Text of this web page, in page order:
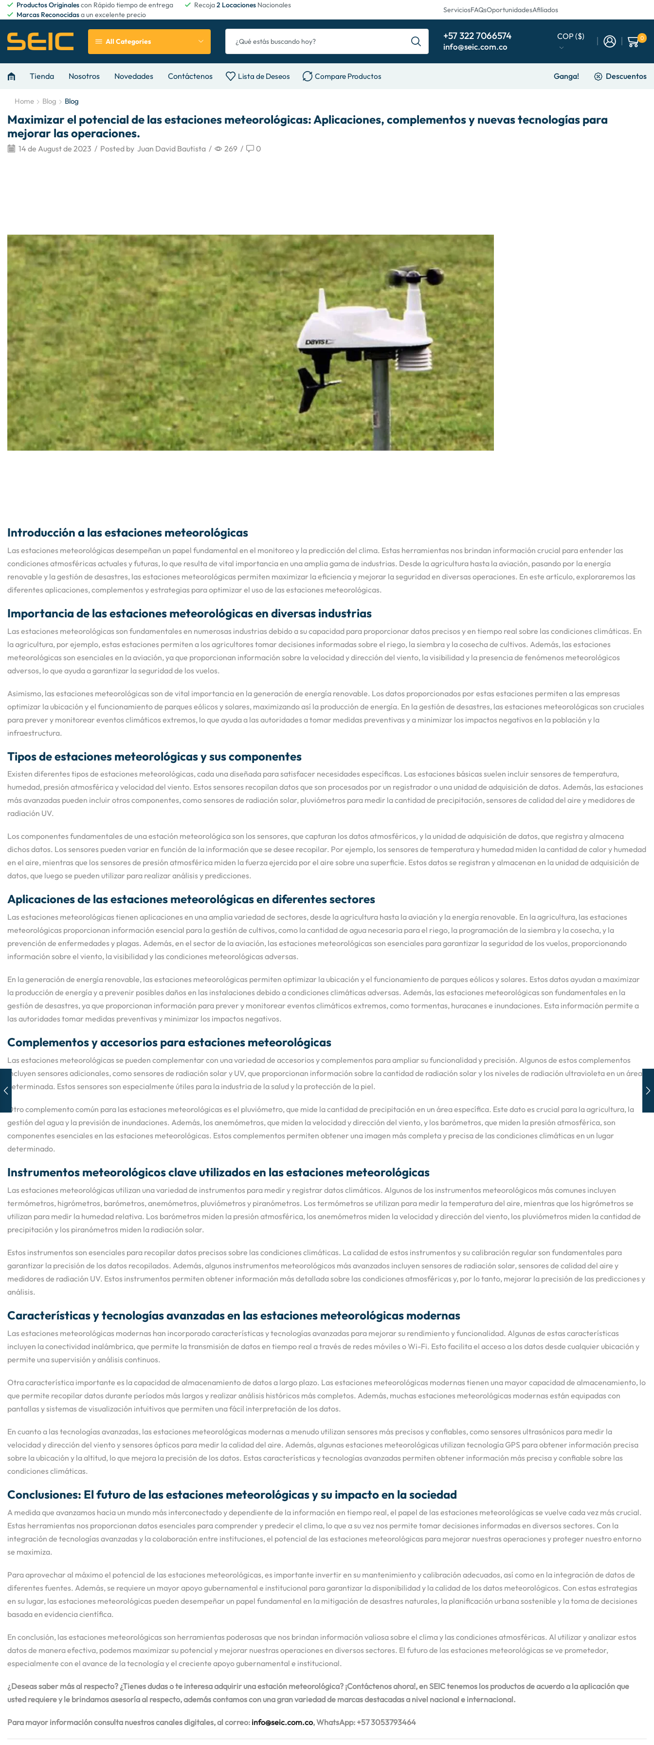
Productos Originalescon Rápido tiempo de entrega Recoja2 Locaciones Nacionales
Marcas Reconocidasa un excelente precio
ServiciosFAQsOportunidadesAfiliados
All Categories +57 322 7066574
info@seic.com.co
COP ($) 0
Tienda Nosotros Novedades Contáctenos Lista de Deseos Compare Productos Ganga! Descuentos
Home Blog Blog
Maximizar el potencial de las estaciones meteorológicas: Aplicaciones, complementos y nuevas tecnologías para
mejorar las operaciones.
14 de August de 2023 / Posted by Juan David Bautista / 269 / 0
Introducción a las estaciones meteorológicas
Las estaciones meteorológicas desempeñan un papel fundamental en el monitoreo y la predicción del clima. Estas herramientas nos brindan información crucial para entender las
condiciones atmosféricas actuales y futuras, lo que resulta de vital importancia en una amplia gama de industrias. Desde la agricultura hasta la aviación, pasando por la energía
renovable y la gestión de desastres, las estaciones meteorológicas permiten maximizar la eficiencia y mejorar la seguridad en diversas operaciones. En este artículo, exploraremos las
diferentes aplicaciones, complementos y estrategias para optimizar el uso de las estaciones meteorológicas.
Importancia de las estaciones meteorológicas en diversas industrias
Las estaciones meteorológicas son fundamentales en numerosas industrias debido a su capacidad para proporcionar datos precisos y en tiempo real sobre las condiciones climáticas. En
la agricultura, por ejemplo, estas estaciones permiten a los agricultores tomar decisiones informadas sobre el riego, la siembra y la cosecha de cultivos. Además, las estaciones
meteorológicas son esenciales en la aviación, ya que proporcionan información sobre la velocidad y dirección del viento, la visibilidad y la presencia de fenómenos meteorológicos
adversos, lo que ayuda a garantizar la seguridad de los vuelos.
Asimismo, las estaciones meteorológicas son de vital importancia en la generación de energía renovable. Los datos proporcionados por estas estaciones permiten a las empresas
optimizar la ubicación y el funcionamiento de parques eólicos y solares, maximizando así la producción de energía. En la gestión de desastres, las estaciones meteorológicas son cruciales
para prever y monitorear eventos climáticos extremos, lo que ayuda a las autoridades a tomar medidas preventivas y a minimizar los impactos negativos en la población y la
infraestructura.
Tipos de estaciones meteorológicas y sus componentes
Existen diferentes tipos de estaciones meteorológicas, cada una diseñada para satisfacer necesidades específicas. Las estaciones básicas suelen incluir sensores de temperatura,
humedad, presión atmosférica y velocidad del viento. Estos sensores recopilan datos que son procesados por un registrador o una unidad de adquisición de datos. Además, las estaciones
más avanzadas pueden incluir otros componentes, como sensores de radiación solar, pluviómetros para medir la cantidad de precipitación, sensores de calidad del aire y medidores de
radiación UV.
Los componentes fundamentales de una estación meteorológica son los sensores, que capturan los datos atmosféricos, y la unidad de adquisición de datos, que registra y almacena
dichos datos. Los sensores pueden variar en función de la información que se desee recopilar. Por ejemplo, los sensores de temperatura y humedad miden la cantidad de calor y humedad
en el aire, mientras que los sensores de presión atmosférica miden la fuerza ejercida por el aire sobre una superficie. Estos datos se registran y almacenan en la unidad de adquisición de
datos, que luego se pueden utilizar para realizar análisis y predicciones.
Aplicaciones de las estaciones meteorológicas en diferentes sectores
Las estaciones meteorológicas tienen aplicaciones en una amplia variedad de sectores, desde la agricultura hasta la aviación y la energía renovable. En la agricultura, las estaciones
meteorológicas proporcionan información esencial para la gestión de cultivos, como la cantidad de agua necesaria para el riego, la programación de la siembra y la cosecha, y la
prevención de enfermedades y plagas. Además, en el sector de la aviación, las estaciones meteorológicas son esenciales para garantizar la seguridad de los vuelos, proporcionando
información sobre el viento, la visibilidad y las condiciones meteorológicas adversas.
En la generación de energía renovable, las estaciones meteorológicas permiten optimizar la ubicación y el funcionamiento de parques eólicos y solares. Estos datos ayudan a maximizar
la producción de energía y a prevenir posibles daños en las instalaciones debido a condiciones climáticas adversas. Además, las estaciones meteorológicas son fundamentales en la
gestión de desastres, ya que proporcionan información para prever y monitorear eventos climáticos extremos, como tormentas, huracanes e inundaciones. Esta información permite a
las autoridades tomar medidas preventivas y minimizar los impactos negativos.
Complementos y accesorios para estaciones meteorológicas
Las estaciones meteorológicas se pueden complementar con una variedad de accesorios y complementos para ampliar su funcionalidad y precisión. Algunos de estos complementos
incluyen sensores adicionales, como sensores de radiación solar y UV, que proporcionan información sobre la cantidad de radiación solar y los niveles de radiación ultravioleta en un área
determinada. Estos sensores son especialmente útiles para la industria de la salud y la protección de la piel.
Otro complemento común para las estaciones meteorológicas es el pluviómetro, que mide la cantidad de precipitación en un área específica. Este dato es crucial para la agricultura, la
gestión del agua y la previsión de inundaciones. Además, los anemómetros, que miden la velocidad y dirección del viento, y los barómetros, que miden la presión atmosférica, son
componentes esenciales en las estaciones meteorológicas. Estos complementos permiten obtener una imagen más completa y precisa de las condiciones climáticas en un lugar
determinado.
Instrumentos meteorológicos clave utilizados en las estaciones meteorológicas
Las estaciones meteorológicas utilizan una variedad de instrumentos para medir y registrar datos climáticos. Algunos de los instrumentos meteorológicos más comunes incluyen
termómetros, higrómetros, barómetros, anemómetros, pluviómetros y piranómetros. Los termómetros se utilizan para medir la temperatura del aire, mientras que los higrómetros se
utilizan para medir la humedad relativa. Los barómetros miden la presión atmosférica, los anemómetros miden la velocidad y dirección del viento, los pluviómetros miden la cantidad de
precipitación y los piranómetros miden la radiación solar.
Estos instrumentos son esenciales para recopilar datos precisos sobre las condiciones climáticas. La calidad de estos instrumentos y su calibración regular son fundamentales para
garantizar la precisión de los datos recopilados. Además, algunos instrumentos meteorológicos más avanzados incluyen sensores de radiación solar, sensores de calidad del aire y
medidores de radiación UV. Estos instrumentos permiten obtener información más detallada sobre las condiciones atmosféricas y, por lo tanto, mejorar la precisión de las predicciones y
análisis.
Características y tecnologías avanzadas en las estaciones meteorológicas modernas
Las estaciones meteorológicas modernas han incorporado características y tecnologías avanzadas para mejorar su rendimiento y funcionalidad. Algunas de estas características
incluyen la conectividad inalámbrica, que permite la transmisión de datos en tiempo real a través de redes móviles o Wi-Fi. Esto facilita el acceso a los datos desde cualquier ubicación y
permite una supervisión y análisis continuos.
Otra característica importante es la capacidad de almacenamiento de datos a largo plazo. Las estaciones meteorológicas modernas tienen una mayor capacidad de almacenamiento, lo
que permite recopilar datos durante períodos más largos y realizar análisis históricos más completos. Además, muchas estaciones meteorológicas modernas están equipadas con
pantallas y sistemas de visualización intuitivos que permiten una fácil interpretación de los datos.
En cuanto a las tecnologías avanzadas, las estaciones meteorológicas modernas a menudo utilizan sensores más precisos y confiables, como sensores ultrasónicos para medir la
velocidad y dirección del viento y sensores ópticos para medir la calidad del aire. Además, algunas estaciones meteorológicas utilizan tecnología GPS para obtener información precisa
sobre la ubicación y la altitud, lo que mejora la precisión de los datos. Estas características y tecnologías avanzadas permiten obtener información más precisa y confiable sobre las
condiciones climáticas.
Conclusiones: El futuro de las estaciones meteorológicas y su impacto en la sociedad
A medida que avanzamos hacia un mundo más interconectado y dependiente de la información en tiempo real, el papel de las estaciones meteorológicas se vuelve cada vez más crucial.
Estas herramientas nos proporcionan datos esenciales para comprender y predecir el clima, lo que a su vez nos permite tomar decisiones informadas en diversos sectores. Con la
integración de tecnologías avanzadas y la colaboración entre instituciones, el potencial de las estaciones meteorológicas para mejorar nuestras operaciones y proteger nuestro entorno
se maximiza.
Para aprovechar al máximo el potencial de las estaciones meteorológicas, es importante invertir en su mantenimiento y calibración adecuados, así como en la integración de datos de
diferentes fuentes. Además, se requiere un mayor apoyo gubernamental e institucional para garantizar la disponibilidad y la calidad de los datos meteorológicos. Con estas estrategias
en su lugar, las estaciones meteorológicas pueden desempeñar un papel fundamental en la mitigación de desastres naturales, la planificación urbana sostenible y la toma de decisiones
basada en evidencia científica.
En conclusión, las estaciones meteorológicas son herramientas poderosas que nos brindan información valiosa sobre el clima y las condiciones atmosféricas. Al utilizar y analizar estos
datos de manera efectiva, podemos maximizar su potencial y mejorar nuestras operaciones en diversos sectores. El futuro de las estaciones meteorológicas se ve prometedor,
especialmente con el avance de la tecnología y el creciente apoyo gubernamental e institucional.
¿Deseas saber más al respecto? ¿Tienes dudas o te interesa adquirir una estación meteorológica? ¡Contáctenos ahora!, en SEIC tenemos los productos de acuerdo a la aplicación que
usted requiere y le brindamos asesoría al respecto, además contamos con una gran variedad de marcas destacadas a nivel nacional e internacional.
Para mayor información consulta nuestros canales digitales, al correo: info@seic.com.co, WhatsApp: +57 3053793464